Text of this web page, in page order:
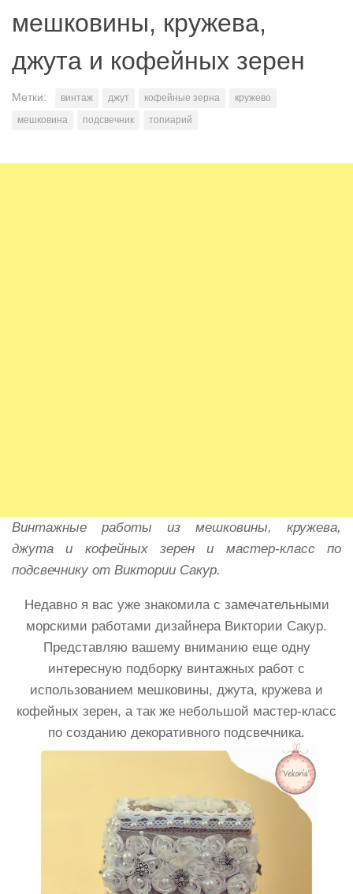
мешковины, кружева,
джута и кофейных зерен
Метки: винтаж джут кофейные зерна
кружево
мешковина
подсвечник топиарий
Винтажные работы из мешковины, кружева,
джута и кофейных зерен и мастер-класс по
подсвечнику от Виктории Сакур.
Недавно я вас уже знакомила с замечательными
морскими работами дизайнера Виктории Сакур.
Представляю вашему вниманию еще одну
интересную подборку винтажных работ с
использованием мешковины, джута, кружева и
кофейных зерен, а так же небольшой мастер-класс
по созданию декоративного подсвечника.